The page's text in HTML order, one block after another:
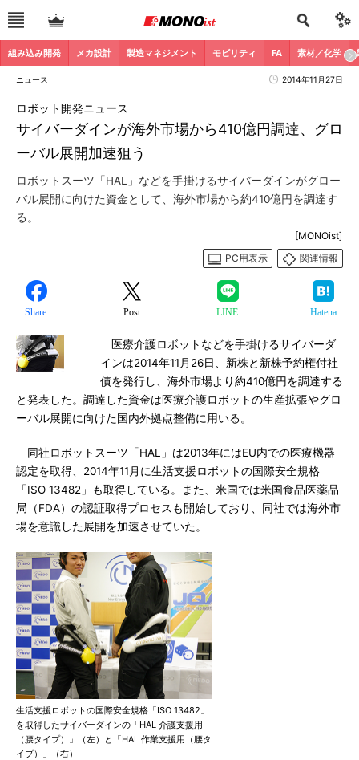
組み込み開発 メカ設計 製造マネジメント モビリティ FA 素材／化学
ニュース 2014年11月27日
サイバーダインが海外市場から410億円調達、グロ
ーバル展開加速狙う
ロボット開発ニュース
ロボットスーツ「HAL」などを手掛けるサイバーダインがグロー
バル展開に向けた資金として、海外市場から約410億円を調達す
る。
[MONOist]
PC用表示
関連情報
Share Post LINE Hatena
医療介護ロボットなどを手掛けるサイバーダ
インは2014年11月26日、新株と新株予約権付社
債を発行し、海外市場より約410億円を調達する
と発表した。調達した資金は医療介護ロボットの生産拡張やグロ
ーバル展開に向けた国内外拠点整備に用いる。
同社ロボットスーツ「HAL」は2013年にはEU内での医療機器
認定を取得、2014年11月に生活支援ロボットの国際安全規格
「ISO 13482」も取得している。また、米国では米国食品医薬品
局（FDA）の認証取得プロセスも開始しており、同社では海外市
場を意識した展開を加速させていた。
生活支援ロボットの国際安全規格「ISO 13482」
を取得したサイバーダインの「HAL 介護支援用
（腰タイプ）」（左）と「HAL 作業支援用（腰タ
イプ）」（右）